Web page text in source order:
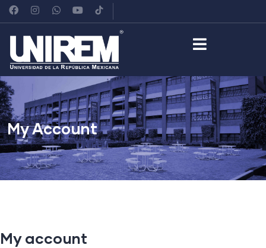
My Account
My account